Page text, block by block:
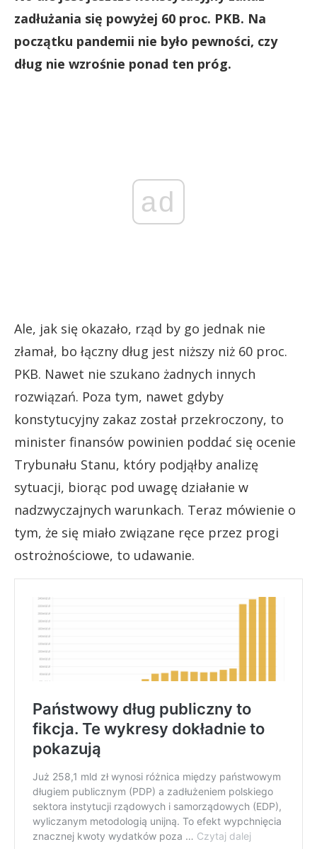
zadłużania się powyżej 60 proc. PKB. Na
początku pandemii nie było pewności, czy
dług nie wzrośnie ponad ten próg.
ad
Ale, jak się okazało, rząd by go jednak nie
złamał, bo łączny dług jest niższy niż 60 proc.
PKB. Nawet nie szukano żadnych innych
rozwiązań. Poza tym, nawet gdyby
konstytucyjny zakaz został przekroczony, to
minister finansów powinien poddać się ocenie
Trybunału Stanu, który podjąłby analizę
sytuacji, biorąc pod uwagę działanie w
nadzwyczajnych warunkach. Teraz mówienie o
tym, że się miało związane ręce przez progi
ostrożnościowe, to udawanie.